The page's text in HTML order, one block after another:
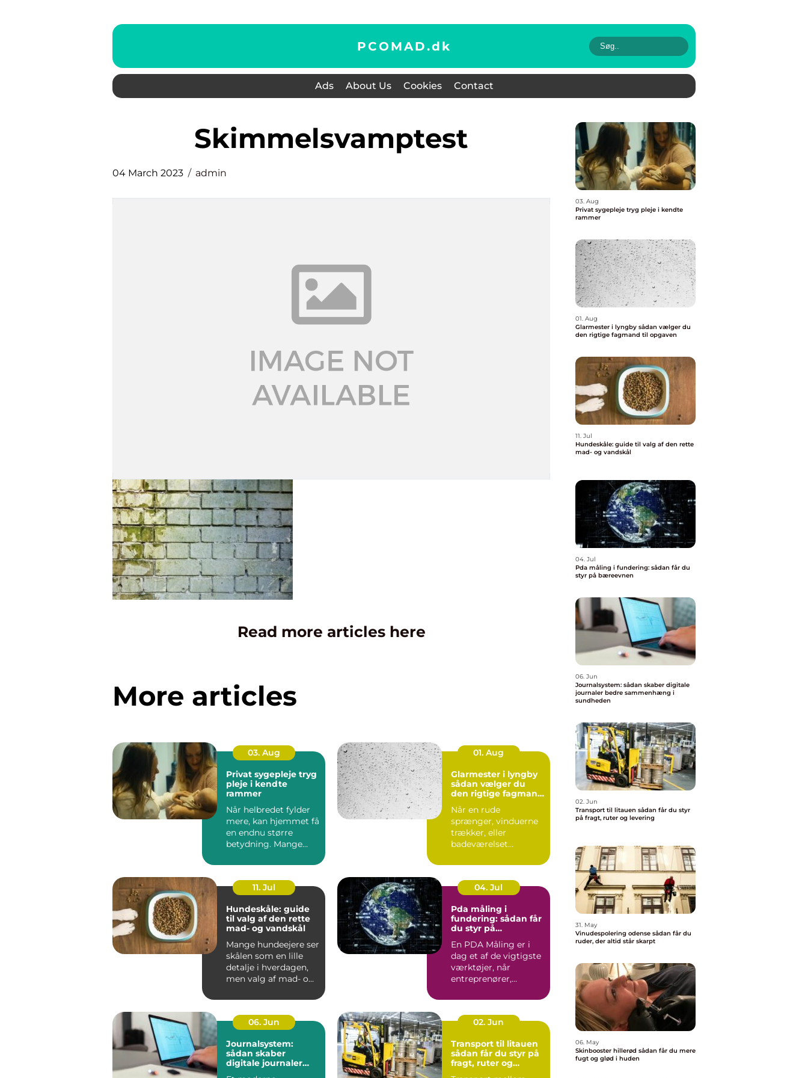
PCOMAD.dk
Ads About Us Cookies Contact
skimmelsvamptest
04 March 2023 admin
Read more articles here
More articles
03. Aug
Privat sygepleje tryg
pleje i kendte
rammer
Når helbredet fylder
mere, kan hjemmet få
en endnu større
betydning. Mange
be...
01. Aug
Glarmester i lyngby
sådan vælger du
den rigtige fagmand
Når en rude
sprænger, vinduerne
trækker, eller
badeværelset
spejl, er en glarmest...
11. Jul
Hundeskåle: guide
til valg af den rette
mad- og vandskål
Mange hundeejere ser
skålen som en lille
detalje i hverdagen,
men valg af mad- og
04. Jul
Pda måling i
fundering: sådan får
du styr på
En PDA Måling er i
dag et af de vigtigste
værktøjer, når
entreprenører,
rådgivere vil d...
06. Jun
Journalsystem:
sådan skaber
digitale journaler
02. Jun
Transport til litauen
sådan får du styr på
fragt, ruter og
03. Aug
Privat sygepleje tryg pleje i kendte
rammer
01. Aug
Glarmester i lyngby sådan vælger du
den rigtige fagmand til opgaven
11. Jul
Hundeskåle: guide til valg af den rette
mad- og vandskål
04. Jul
Pda måling i fundering: sådan får du
styr på bæreevnen
06. Jun
Journalsystem: sådan skaber digitale
journaler bedre sammenhæng i
sundheden
02. Jun
Transport til litauen sådan får du styr
på fragt, ruter og levering
31. May
Vinudespolering odense sådan får du
ruder, der altid står skarpt
06. May
Skinbooster hillerød sådan får du mere
fugt og glød i huden